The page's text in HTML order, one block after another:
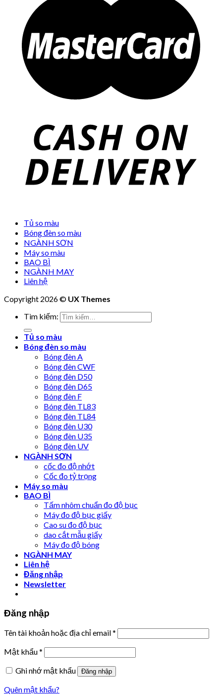
Tủ so màu
Bóng đèn so màu
NGÀNH SƠN
Máy so màu
BAO BÌ
NGÀNH MAY
Liên hệ
Copyright 2026 © UX Themes
Tìm kiếm:
Tủ so màu
Bóng đèn so màu
Bóng đèn A
Bóng đèn CWF
Bóng đèn D50
Bóng đèn D65
Bóng đèn F
Bóng đèn TL83
Bóng đèn TL84
Bóng đèn U30
Bóng đèn U35
Bóng đèn UV
NGÀNH SƠN
cốc đo độ nhớt
Cốc đo tỷ trọng
Máy so màu
BAO BÌ
Tấm nhôm chuẩn đo độ bục
Máy đo độ bục giấy
Cao su đo độ bục
dao cắt mẫu giấy
Máy đo độ bóng
NGÀNH MAY
Liên hệ
Đăng nhập
Newsletter
Đăng nhập
Tên tài khoản hoặc địa chỉ email*
Mật khẩu*
Ghi nhớ mật khẩu
Đăng nhập
Quên mật khẩu?